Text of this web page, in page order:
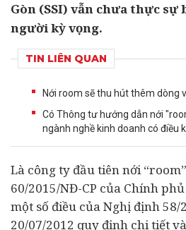
Gòn (SSI) vẫn chưa thực
người kỳ vọng.
TIN LIÊN QUAN
Nới room sẽ thu hút thêm dòng
Có Thông tư hướng dẫn nới
ngành nghề kinh doanh có điều
Là công ty đầu tiên nới
60/2015/NĐ-CP của Chính
một số điều của Nghị định 58/
20/07/2012 quy định chi tiết